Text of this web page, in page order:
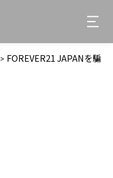
FOREVER21 JAPANを騙